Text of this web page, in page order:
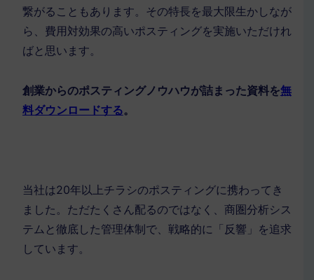
繋がることもあります。その特長を最大限生かしなが
ら、費用対効果の高いポスティングを実施いただけれ
ばと思います。
創業からのポスティングノウハウが詰まった資料を無
料ダウンロードする。
当社は20年以上チラシのポスティングに携わってき
ました。ただたくさん配るのではなく、商圏分析シス
テムと徹底した管理体制で、戦略的に「反響」を追求
しています。